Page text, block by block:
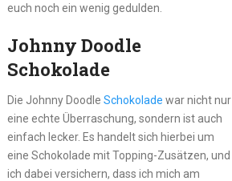
euch noch ein wenig gedulden.
Johnny Doodle
Schokolade
Die Johnny Doodle Schokolade war nicht nur
eine echte Überraschung, sondern ist auch
einfach lecker. Es handelt sich hierbei um
eine Schokolade mit Topping-Zusätzen, und
ich dabei versichern, dass ich mich am